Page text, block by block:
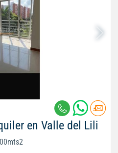
en Valle del Lili